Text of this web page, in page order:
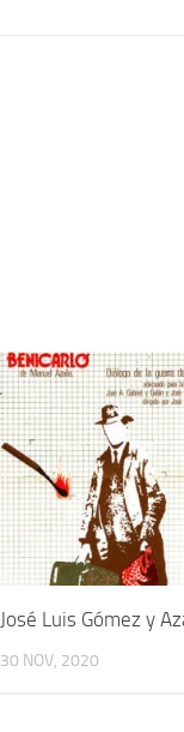
José Luis Gómez y
30 NOV, 2020